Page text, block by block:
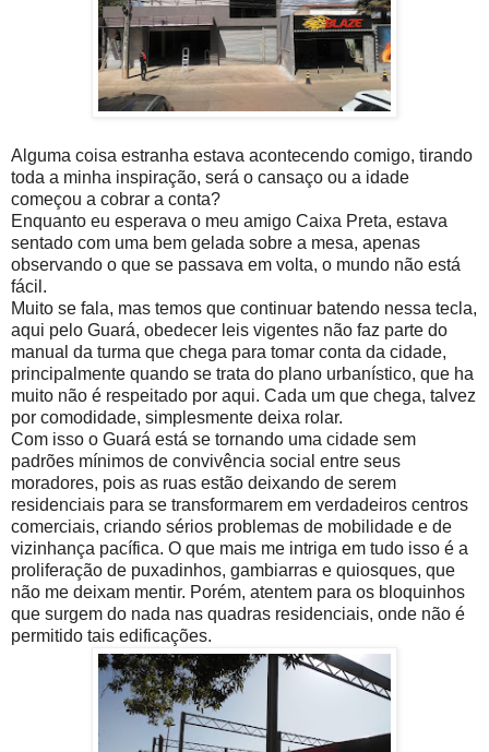
Alguma coisa estranha estava acontecendo comigo, tirando
toda a minha inspiração, será o cansaço ou a idade
começou a cobrar a conta?
Enquanto eu esperava o meu amigo Caixa Preta, estava
sentado com uma bem gelada sobre a mesa, apenas
observando o que se passava em volta, o mundo não está
fácil.
Muito se fala, mas temos que continuar batendo nessa tecla,
aqui pelo Guará, obedecer leis vigentes não faz parte do
manual da turma que chega para tomar conta da cidade,
principalmente quando se trata do plano urbanístico, que ha
muito não é respeitado por aqui. Cada um que chega, talvez
por comodidade, simplesmente deixa rolar.
Com isso o Guará está se tornando uma cidade sem
padrões mínimos de convivência social entre seus
moradores, pois as ruas estão deixando de serem
residenciais para se transformarem em verdadeiros centros
comerciais, criando sérios problemas de mobilidade e de
vizinhança pacífica. O que mais me intriga em tudo isso é a
proliferação de puxadinhos, gambiarras e quiosques, que
não me deixam mentir. Porém, atentem para os bloquinhos
que surgem do nada nas quadras residenciais, onde não é
permitido tais edificações.